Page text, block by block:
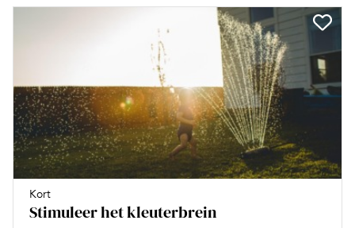
Kort
Stimuleer het kleuterbrein